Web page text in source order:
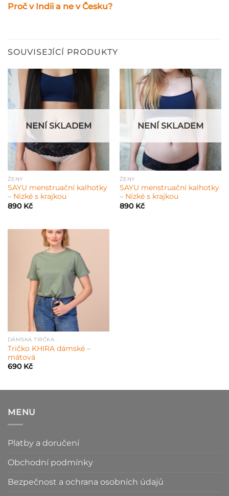
Proč v Indii a ne v Česku?
SOUVISEJÍCÍ PRODUKTY
NENÍ SKLADEM
ŽENY
SAYU menstruační kalhotky
– Nízké s krajkou
890 Kč
NENÍ SKLADEM
ŽENY
SAYU menstruační kalhotky
– Nízké s krajkou
890 Kč
DÁMSKÁ TRIČKA
Tričko KHIRA dámské –
mátová
690 Kč
MENU
Platby a doručení
Obchodní podmínky
Bezpečnost a ochrana osobních údajů